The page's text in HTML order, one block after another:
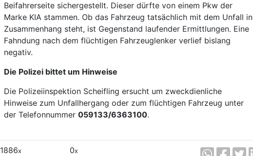
Beifahrerseite sichergestellt. Dieser dürfte von einem Pkw der
Marke KIA stammen. Ob das Fahrzeug tatsächlich mit dem Unfall in
Zusammenhang steht, ist Gegenstand laufender Ermittlungen. Eine
Fahndung nach dem flüchtigen Fahrzeuglenker verlief bislang
negativ.
Die Polizei bittet um Hinweise
Die Polizeiinspektion Scheifling ersucht um zweckdienliche
Hinweise zum Unfallhergang oder zum flüchtigen Fahrzeug unter
der Telefonnummer 059133/6363100.
1886x
0x